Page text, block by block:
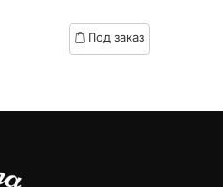
based
onПод заказ